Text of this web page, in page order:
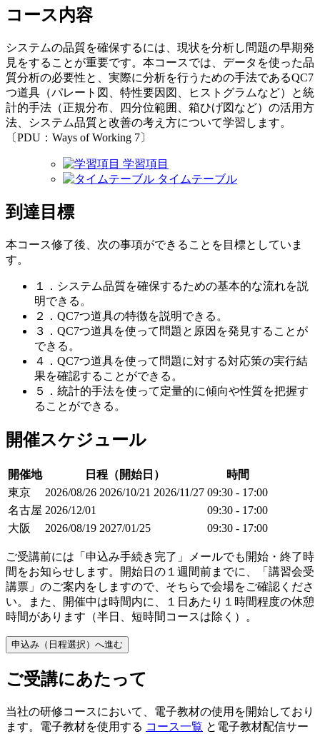
コース内容
システムの品質を確保するには、現状を分析し問題の早期発
見をすることが重要です。本コースでは、データを使った品
質分析の必要性と、実際に分析を行うための手法であるQC7
つ道具（パレート図、特性要因図、ヒストグラムなど）と統
計的手法（正規分布、四分位範囲、箱ひげ図など）の活用方
法、システム品質と改善の考え方について学習します。
〔PDU：Ways of Working 7〕
学習項目
タイムテーブル
到達目標
本コース修了後、次の事項ができることを目標としていま
す。
１．システム品質を確保するための基本的な流れを説
明できる。
２．QC7つ道具の特徴を説明できる。
３．QC7つ道具を使って問題と原因を発見することが
できる。
４．QC7つ道具を使って問題に対する対応策の実行結
果を確認することができる。
５．統計的手法を使って定量的に傾向や性質を把握す
ることができる。
開催スケジュール
開催地 日程（開始日）
時間
東京
2026/08/26 2026/10/21 2026/11/27 09:30 - 17:00
名古屋 2026/12/01
09:30 - 17:00
大阪
2026/08/19 2027/01/25 09:30 - 17:00
ご受講前には「申込み手続き完了」メールでも開始・終了時
間をお知らせします。開始日の１週間前までに、「講習会受
講票」のご案内をしますので、そちらで会場をご確認くださ
い。また、開催中は時間内に、１日あたり１時間程度の休憩
時間があります（半日、短時間コースは除く）。
申込み（日程選択）へ進む
ご受講にあたって
当社の研修コースにおいて、電子教材の使用を開始しており
ます。電子教材を使用する コース一覧 と電子教材配信サー